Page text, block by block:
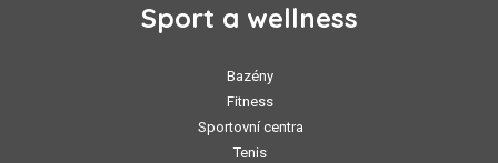
Sport a wellness
Bazény
Fitness
Sportovní centra
Tenis